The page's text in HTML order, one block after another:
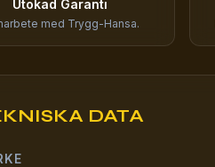
Utökad Garanti
med Trygg-Hansa.
DATA